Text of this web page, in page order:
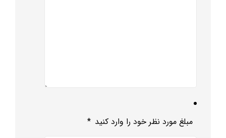
مبلغ مورد نظر خود را وارد کنید *